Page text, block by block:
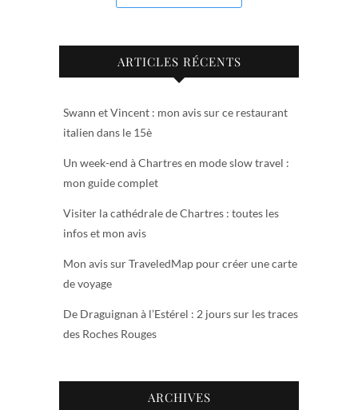
ARTICLES RÉCENTS
Swann et Vincent : mon avis sur ce restaurant
italien dans le 15è
Un week-end à Chartres en mode slow travel :
mon guide complet
Visiter la cathédrale de Chartres : toutes les
infos et mon avis
Mon avis sur TraveledMap pour créer une carte
de voyage
De Draguignan à l’Estérel : 2 jours sur les traces
des Roches Rouges
ARCHIVES